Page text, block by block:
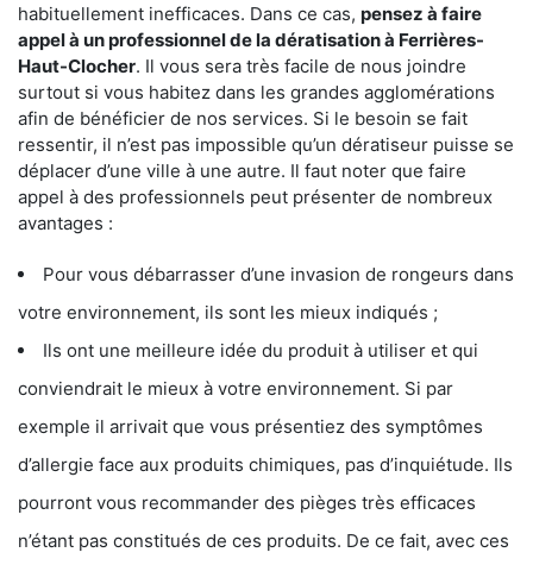
habituellement inefficaces. Dans ce cas, pensez à faire
appel à un professionnel de la dératisation à Ferrières-
Haut-Clocher. Il vous sera très facile de nous joindre
surtout si vous habitez dans les grandes agglomérations
afin de bénéficier de nos services. Si le besoin se fait
ressentir, il n’est pas impossible qu’un dératiseur puisse se
déplacer d’une ville à une autre. Il faut noter que faire
appel à des professionnels peut présenter de nombreux
avantages :
Pour vous débarrasser d’une invasion de rongeurs dans
votre environnement, ils sont les mieux indiqués ;
Ils ont une meilleure idée du produit à utiliser et qui
conviendrait le mieux à votre environnement. Si par
exemple il arrivait que vous présentiez des symptômes
d’allergie face aux produits chimiques, pas d’inquiétude. Ils
pourront vous recommander des pièges très efficaces
n’étant pas constitués de ces produits. De ce fait, avec ces